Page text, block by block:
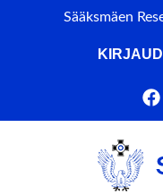
Sääksmäen